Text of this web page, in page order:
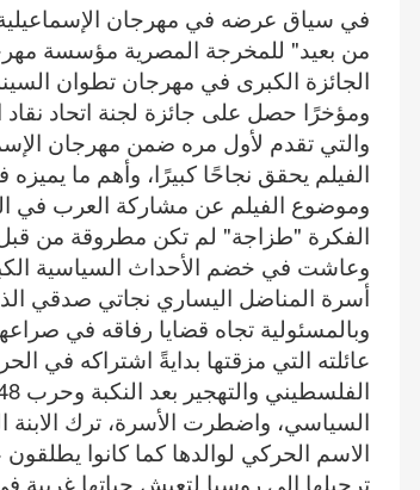
في سياق عرضه في مهرجان الإسماعيلية
من بعيد" للمخرجة المصرية مؤسسة
الجائزة الكبرى في مهرجان تطوان
ومؤخرًا حصل على جائزة لجنة اتحاد نقاد
والتي تقدم لأول مره ضمن مهرجان
الفيلم يحقق نجاحًا كبيرًا، وأهم ما
وموضوع الفيلم عن مشاركة العرب في
الفكرة "طزاجة" لم تكن مطروقة من
وعاشت في خضم الأحداث السياسية
أسرة المناضل اليساري نجاتي صدقي الذي
وبالمسئولية تجاه قضايا رفاقه في
عائلته التي مزقتها بدايةً اشتراكه في
السياسي، واضطرت الأسرة، ترك الابنة
الاسم الحركي لوالدها كما كانوا
ترحيلها إلى روسيا لتعيش حياتها غريبة